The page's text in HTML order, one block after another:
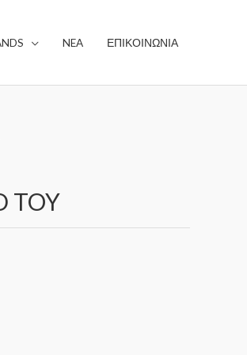
NEA ΕΠΙΚΟΙΝΩΝΙΑ
TOY